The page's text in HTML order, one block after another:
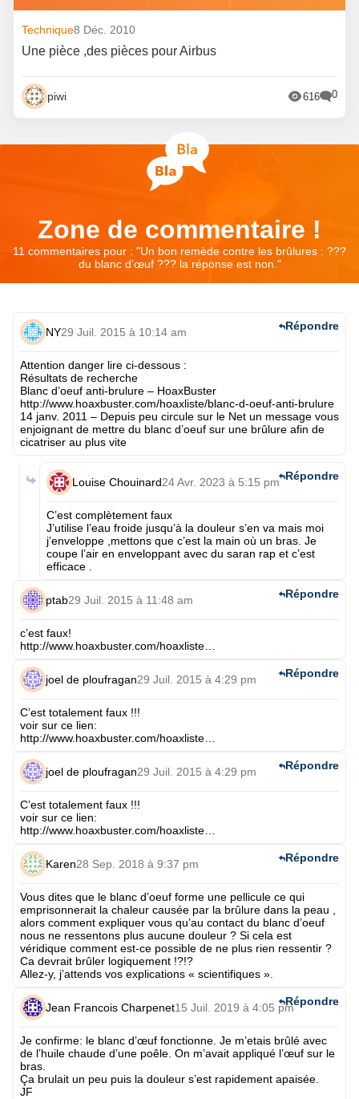
Technique8 Déc. 2010
Une pièce ,des pièces pour Airbus
piwi 616 0
Zone de commentaire !
11 commentaires pour : "Un bon remède contre les brûlures : ???
du blanc d’œuf ??? la réponse est non. "
NY29 Juil. 2015 à 10:14 am
Attention danger lire ci-dessous :
Résultats de recherche
Blanc d’oeuf anti-brulure – HoaxBuster
http://www.hoaxbuster.com/hoaxliste/blanc-d-oeuf-anti-brulure
14 janv. 2011 – Depuis peu circule sur le Net un message vous
enjoignant de mettre du blanc d’oeuf sur une brûlure afin de
cicatriser au plus vite
Répondre
Louise Chouinard24 Avr. 2023 à 5:15 pm
C’est complètement faux
J’utilise l’eau froide jusqu’à la douleur s’en va mais moi
j’enveloppe ,mettons que c’est la main où un bras. Je
coupe l’air en enveloppant avec du saran rap et c’est
efficace .
Répondre
ptab29 Juil. 2015 à 11:48 am
c’est faux!
http://www.hoaxbuster.com/hoaxliste
Répondre
joel de ploufragan29 Juil. 2015 à 4:29 pm
C’est totalement faux !!!
voir sur ce lien:
http://www.hoaxbuster.com/hoaxliste
Répondre
joel de ploufragan29 Juil. 2015 à 4:29 pm
C’est totalement faux !!!
voir sur ce lien:
http://www.hoaxbuster.com/hoaxliste
Répondre
Karen28 Sep. 2018 à 9:37 pm
Vous dites que le blanc d’oeuf forme une pellicule ce qui
emprisonnerait la chaleur causée par la brûlure dans la peau ,
alors comment expliquer vous qu’au contact du blanc d’oeuf
nous ne ressentons plus aucune douleur ? Si cela est
véridique comment est-ce possible de ne plus rien ressentir ?
Ca devrait brûler logiquement !?!?
Allez-y, j’attends vos explications « scientifiques ».
Répondre
Jean Francois Charpenet15 Juil. 2019 à 4:05 pm
Je confirme: le blanc d’œuf fonctionne. Je m’etais brûlé avec
de l’huile chaude d’une poêle. On m’avait appliqué l’œuf sur le
bras.
Ça brulait un peu puis la douleur s’est rapidement apaisée.
JF
Répondre